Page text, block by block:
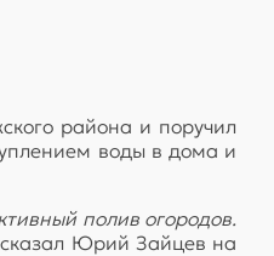
района и поручил
воды в дома и
полив огородов.
Юрий Зайцев на